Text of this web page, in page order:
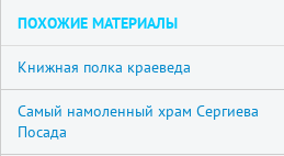
ПОХОЖИЕ МАТЕРИАЛЫ
Книжная полка краеведа
Самый намоленный храм Сергиева
Посада